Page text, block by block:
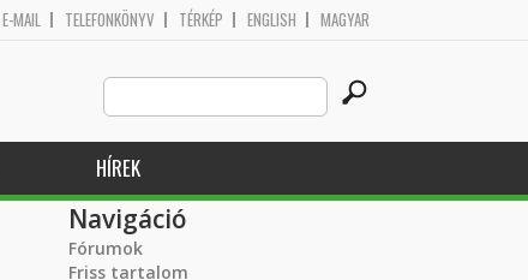
E-MAIL TELEFONKÖNYV TÉRKÉP ENGLISH MAGYAR
Search
this
site
HÍREK
Navigáció
Fórumok
Friss tartalom